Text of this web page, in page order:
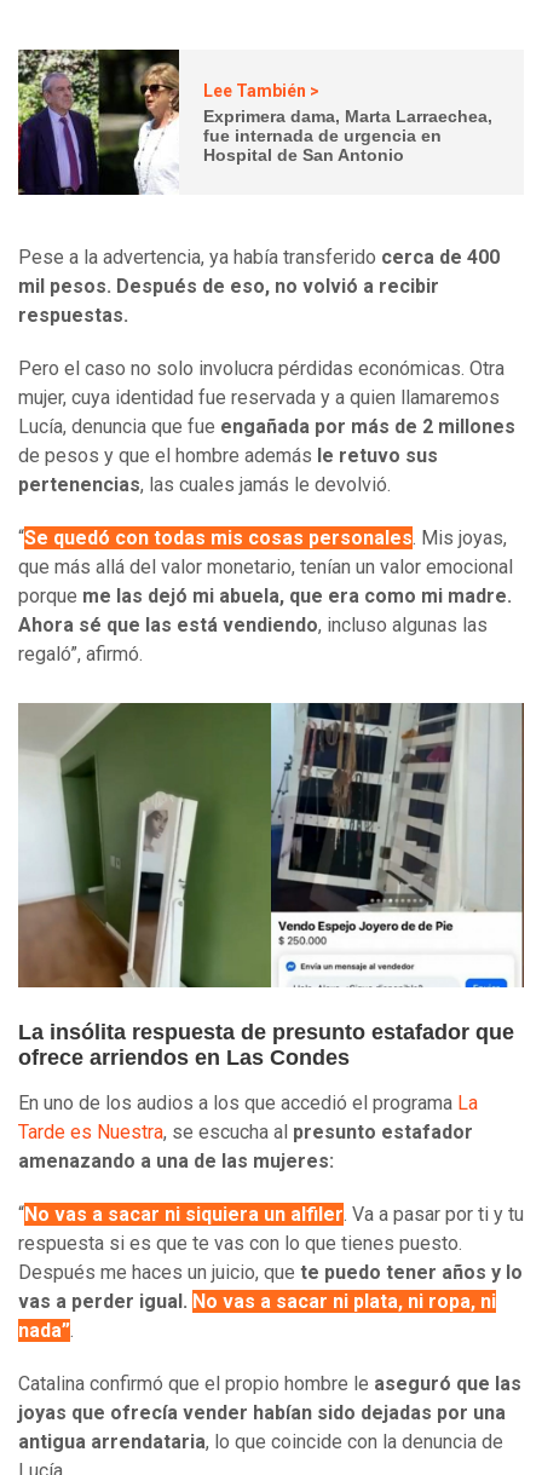
Lee También >
Exprimera dama, Marta Larraechea,
fue internada de urgencia en
Hospital de San Antonio
Pese a la advertencia, ya había transferido cerca de 400
mil pesos. Después de eso, no volvió a recibir
respuestas.
Pero el caso no solo involucra pérdidas económicas. Otra
mujer, cuya identidad fue reservada y a quien llamaremos
Lucía, denuncia que fue engañada por más de 2 millones
de pesos y que el hombre además le retuvo sus
pertenencias, las cuales jamás le devolvió.
“Se quedó con todas mis cosas personales. Mis joyas,
que más allá del valor monetario, tenían un valor emocional
porque me las dejó mi abuela, que era como mi madre.
Ahora sé que las está vendiendo, incluso algunas las
regaló”, afirmó.
La insólita respuesta de presunto estafador que
ofrece arriendos en Las Condes
En uno de los audios a los que accedió el programa La
Tarde es Nuestra, se escucha al presunto estafador
amenazando a una de las mujeres:
“No vas a sacar ni siquiera un alfiler. Va a pasar por ti y tu
respuesta si es que te vas con lo que tienes puesto.
Después me haces un juicio, que te puedo tener años y lo
vas a perder igual. No vas a sacar ni plata, ni ropa, ni
nada”.
Catalina confirmó que el propio hombre le aseguró que las
joyas que ofrecía vender habían sido dejadas por una
antigua arrendataria, lo que coincide con la denuncia de